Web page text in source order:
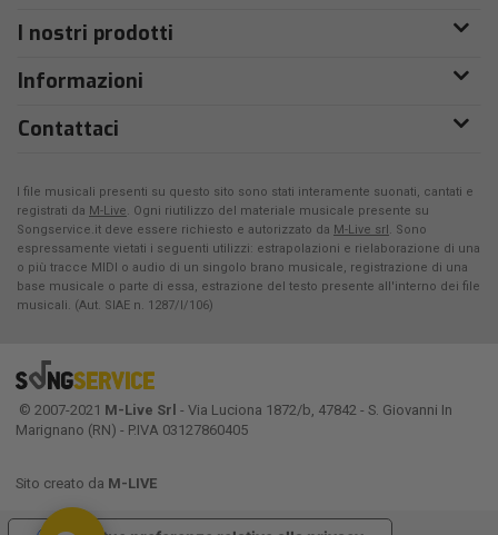
I nostri prodotti
Informazioni
Contattaci
I file musicali presenti su questo sito sono stati interamente suonati, cantati e
registrati da M-Live. Ogni riutilizzo del materiale musicale presente su
Songservice.it deve essere richiesto e autorizzato da M-Live srl. Sono
espressamente vietati i seguenti utilizzi: estrapolazioni e rielaborazione di una
o più tracce MIDI o audio di un singolo brano musicale, registrazione di una
base musicale o parte di essa, estrazione del testo presente all'interno dei file
musicali. (Aut. SIAE n. 1287/I/106)
© 2007-2021 M-Live Srl - Via Luciona 1872/b, 47842 - S. Giovanni In
Marignano (RN) - P.IVA 03127860405
Sito creato da M-LIVE